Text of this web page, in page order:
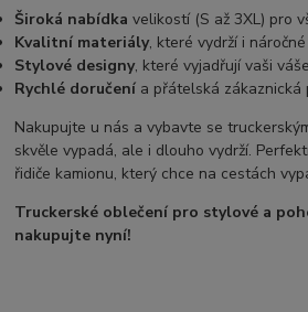
Široká nabídka velikostí (S až 3XL) pro
Kvalitní materiály, které vydrží i
Stylové designy, které vyjadřují vaši
Rychlé doručení a přátelská zákaznická
Nakupujte u nás a vybavte se
skvěle vypadá, ale i dlouho vydrží.
řidiče kamionu, který chce na cestách
Truckerské oblečení pro stylové a
nakupujte nyní!